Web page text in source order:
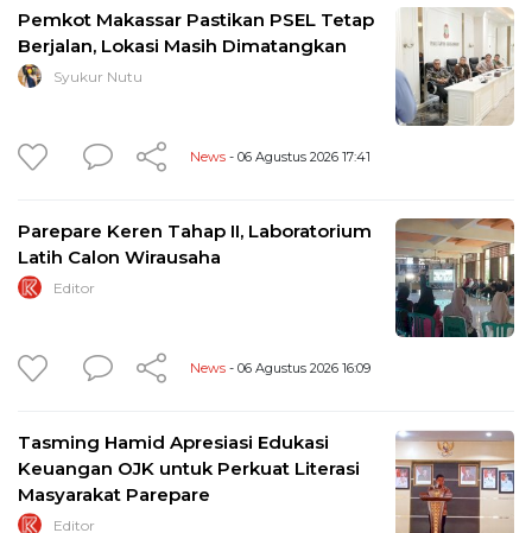
Pemkot Makassar Pastikan PSEL Tetap
Berjalan, Lokasi Masih Dimatangkan
Syukur Nutu
News - 06 Agustus 2026 17:41
Parepare Keren Tahap II, Laboratorium
Latih Calon Wirausaha
Editor
News - 06 Agustus 2026 16:09
Tasming Hamid Apresiasi Edukasi
Keuangan OJK untuk Perkuat Literasi
Masyarakat Parepare
Editor